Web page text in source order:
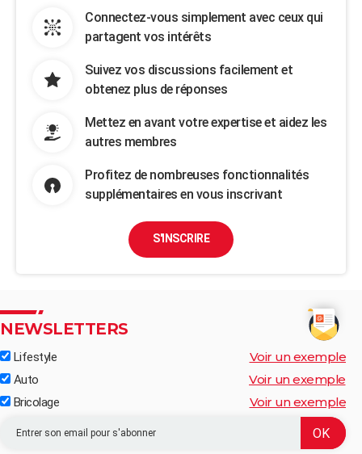
Connectez-vous simplement avec ceux qui
partagent vos intérêts
Suivez vos discussions facilement et
obtenez plus de réponses
Mettez en avant votre expertise et aidez les
autres membres
Profitez de nombreuses fonctionnalités
supplémentaires en vous inscrivant
S'INSCRIRE
NEWSLETTERS
Lifestyle Voir un exemple
Auto Voir un exemple
Bricolage Voir un exemple